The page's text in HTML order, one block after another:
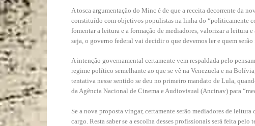
A tosca argumentação do Minc é de que a receita decorrente da
constituído com objetivos populistas na linha do “politicamente
fomentar a leitura e a formação de mediadores, valorizar a leitura
seja, o governo federal vai decidir o que devemos ler e quem
A intenção governamental certamente vem respaldada pelo
regime político semelhante ao que se vê na Venezuela e na
tentativa nesse sentido se deu no primeiro mandato de Lula,
da Agência Nacional de Cinema e Audiovisual (Ancinav) para
Se a nova proposta vingar, certamente serão mediadores de
cargo. Resta saber se a escolha desses profissionais será feita